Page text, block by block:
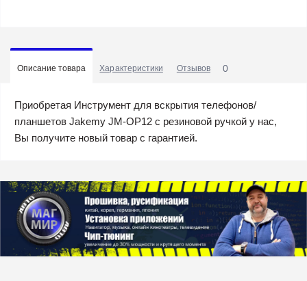
Описание товара Характеристики Отзывов 0
Приобретая Инструмент для вскрытия телефонов/
планшетов Jakemy JM-OP12 с резиновой ручкой у нас,
Вы получите новый товар с гарантией.